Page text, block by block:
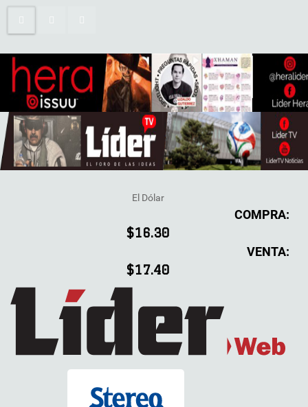
El Dólar
COMPRA:
$16.30
VENTA:
$17.40